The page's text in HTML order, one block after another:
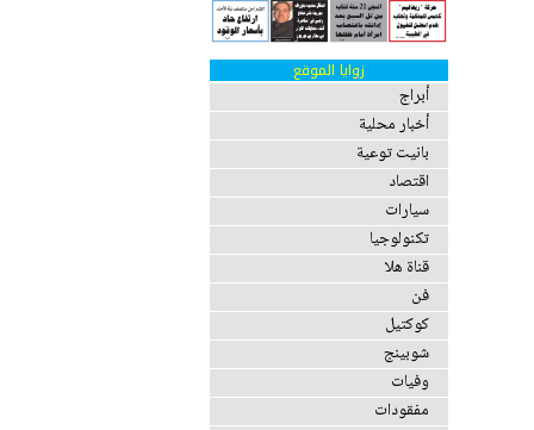
زوايا الموقع
أبراج
أخبار محلية
بانيت توعية
اقتصاد
سيارات
تكنولوجيا
قناة هلا
فن
كوكتيل
شوبينج
وفيات
مفقودات